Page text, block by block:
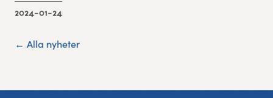
2024-01-24
← Alla nyheter